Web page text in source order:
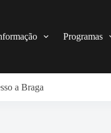
Programas
a Braga